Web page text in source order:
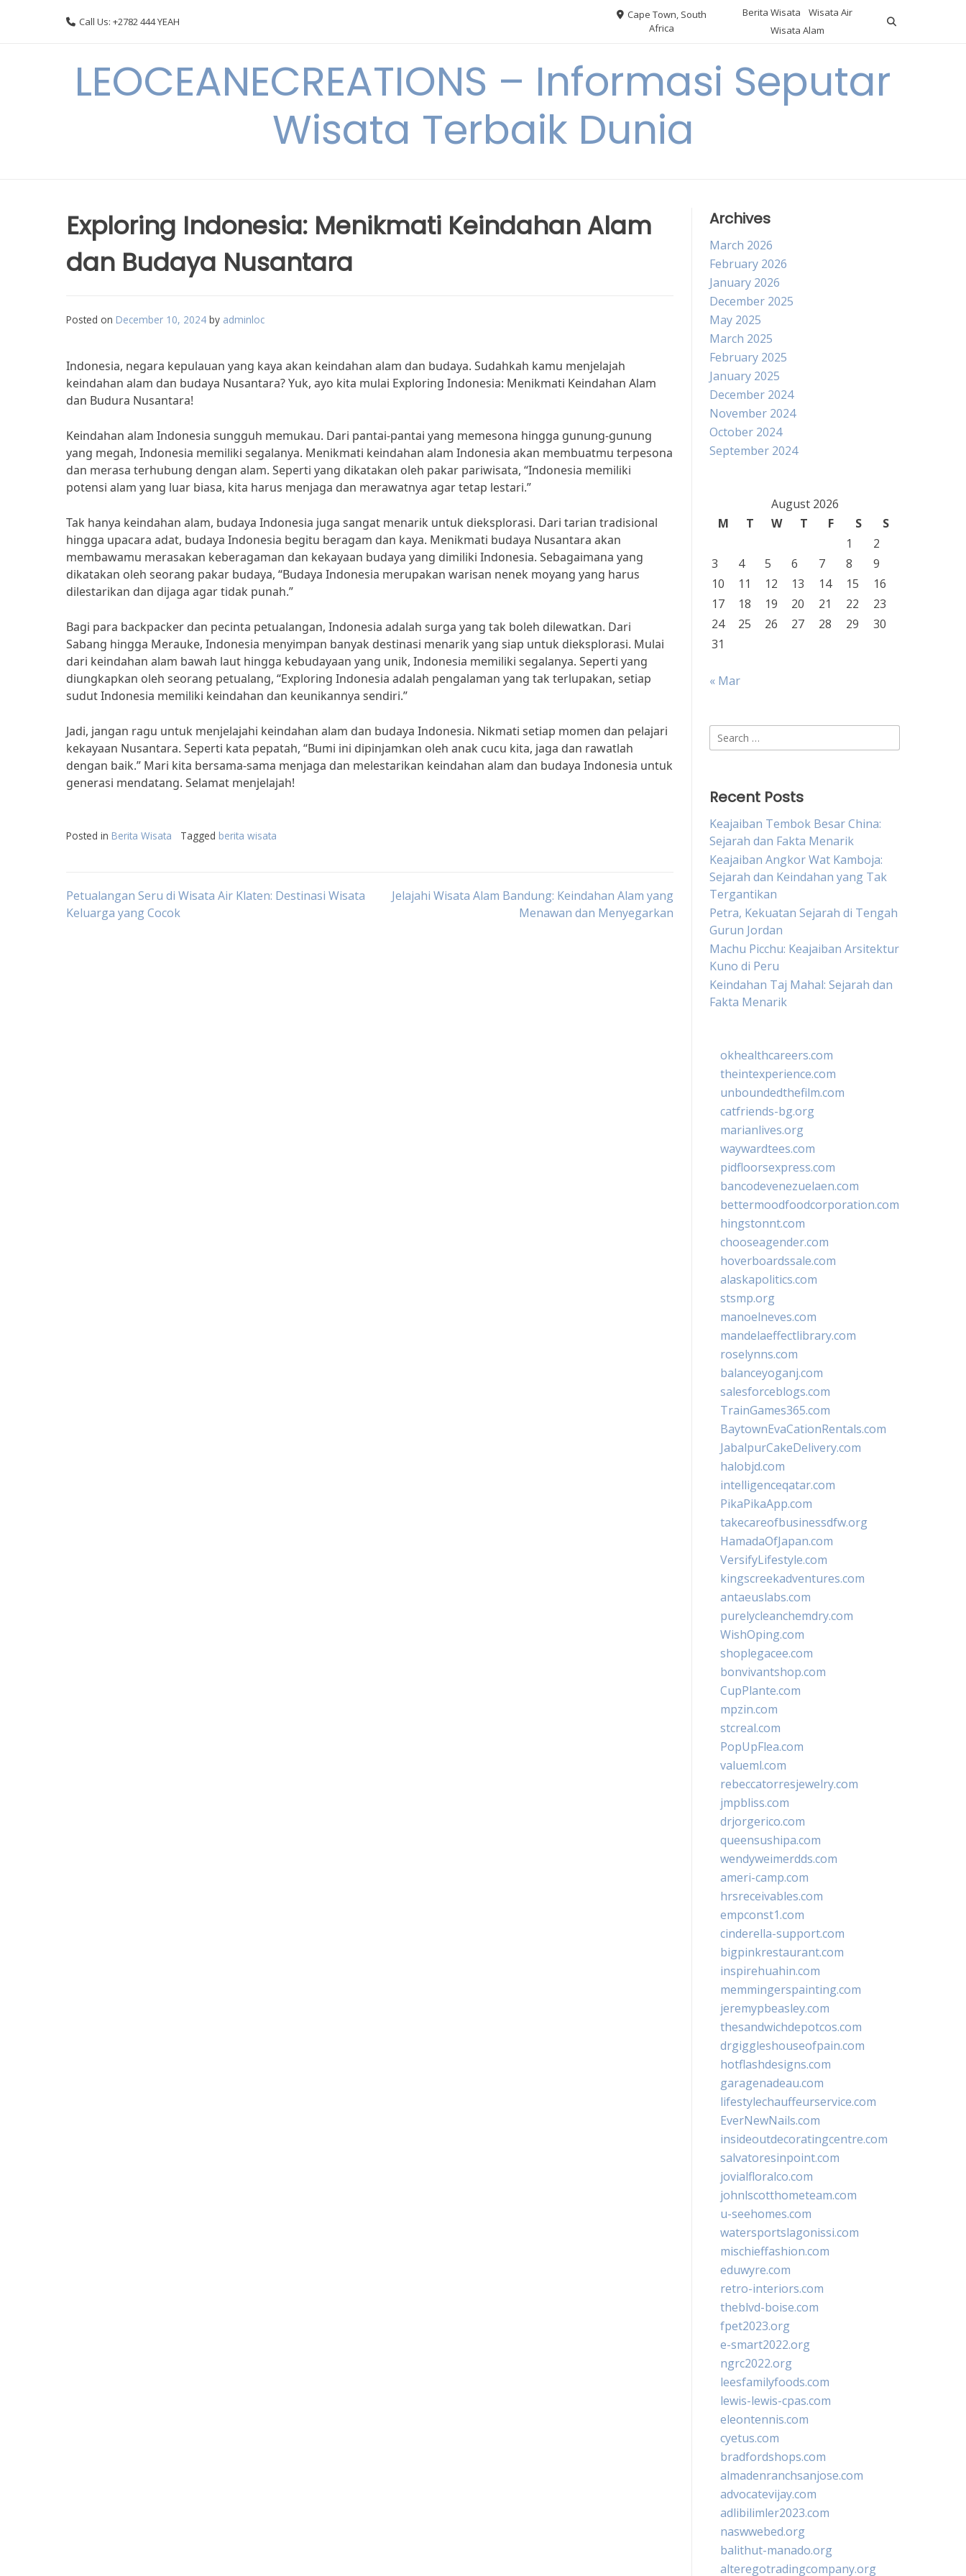
Call Us: +2782 444 YEAH
Cape Town, South
Africa
Berita Wisata
Wisata Air
Wisata Alam
LEOCEANECREATIONS – Informasi Seputar
Wisata Terbaik Dunia
Exploring Indonesia: Menikmati Keindahan Alam
dan Budaya Nusantara
Posted on December 10, 2024 by adminloc
Indonesia, negara kepulauan yang kaya akan keindahan alam dan budaya. Sudahkah kamu menjelajah
keindahan alam dan budaya Nusantara? Yuk, ayo kita mulai Exploring Indonesia: Menikmati Keindahan Alam
dan Budura Nusantara!
Keindahan alam Indonesia sungguh memukau. Dari pantai-pantai yang memesona hingga gunung-gunung
yang megah, Indonesia memiliki segalanya. Menikmati keindahan alam Indonesia akan membuatmu terpesona
dan merasa terhubung dengan alam. Seperti yang dikatakan oleh pakar pariwisata, “Indonesia memiliki
potensi alam yang luar biasa, kita harus menjaga dan merawatnya agar tetap lestari.”
Tak hanya keindahan alam, budaya Indonesia juga sangat menarik untuk dieksplorasi. Dari tarian tradisional
hingga upacara adat, budaya Indonesia begitu beragam dan kaya. Menikmati budaya Nusantara akan
membawamu merasakan keberagaman dan kekayaan budaya yang dimiliki Indonesia. Sebagaimana yang
dikatakan oleh seorang pakar budaya, “Budaya Indonesia merupakan warisan nenek moyang yang harus
dilestarikan dan dijaga agar tidak punah.”
Bagi para backpacker dan pecinta petualangan, Indonesia adalah surga yang tak boleh dilewatkan. Dari
Sabang hingga Merauke, Indonesia menyimpan banyak destinasi menarik yang siap untuk dieksplorasi. Mulai
dari keindahan alam bawah laut hingga kebudayaan yang unik, Indonesia memiliki segalanya. Seperti yang
diungkapkan oleh seorang petualang, “Exploring Indonesia adalah pengalaman yang tak terlupakan, setiap
sudut Indonesia memiliki keindahan dan keunikannya sendiri.”
Jadi, jangan ragu untuk menjelajahi keindahan alam dan budaya Indonesia. Nikmati setiap momen dan pelajari
kekayaan Nusantara. Seperti kata pepatah, “Bumi ini dipinjamkan oleh anak cucu kita, jaga dan rawatlah
dengan baik.” Mari kita bersama-sama menjaga dan melestarikan keindahan alam dan budaya Indonesia untuk
generasi mendatang. Selamat menjelajah!
Posted in Berita Wisata Tagged berita wisata
Post
Petualangan Seru di Wisata Air Klaten: Destinasi Wisata
Keluarga yang Cocok
Jelajahi Wisata Alam Bandung: Keindahan Alam yang
Menawan dan Menyegarkan
Archives
March 2026
February 2026
January 2026
December 2025
May 2025
March 2025
February 2025
January 2025
December 2024
November 2024
October 2024
September 2024
August 2026
M
T W T F S
S
1
2
3
4 5 6 7 8
9
10
11 12 13 14 15
16
17
18 19 20 21 22
23
24
25 26 27 28 29
30
31
« Mar
Search
for:
Recent Posts
Keajaiban Tembok Besar China:
Sejarah dan Fakta Menarik
Keajaiban Angkor Wat Kamboja:
Sejarah dan Keindahan yang Tak
Tergantikan
Petra, Kekuatan Sejarah di Tengah
Gurun Jordan
Machu Picchu: Keajaiban Arsitektur
Kuno di Peru
Keindahan Taj Mahal: Sejarah dan
Fakta Menarik
okhealthcareers.com
theintexperience.com
unboundedthefilm.com
catfriends-bg.org
marianlives.org
waywardtees.com
pidfloorsexpress.com
bancodevenezuelaen.com
bettermoodfoodcorporation.com
hingstonnt.com
chooseagender.com
hoverboardssale.com
alaskapolitics.com
stsmp.org
manoelneves.com
mandelaeffectlibrary.com
roselynns.com
balanceyoganj.com
salesforceblogs.com
TrainGames365.com
BaytownEvaCationRentals.com
JabalpurCakeDelivery.com
halobjd.com
intelligenceqatar.com
PikaPikaApp.com
takecareofbusinessdfw.org
HamadaOfJapan.com
VersifyLifestyle.com
kingscreekadventures.com
antaeuslabs.com
purelycleanchemdry.com
WishOping.com
shoplegacee.com
bonvivantshop.com
CupPlante.com
mpzin.com
stcreal.com
PopUpFlea.com
valueml.com
rebeccatorresjewelry.com
jmpbliss.com
drjorgerico.com
queensushipa.com
wendyweimerdds.com
ameri-camp.com
hrsreceivables.com
empconst1.com
cinderella-support.com
bigpinkrestaurant.com
inspirehuahin.com
memmingerspainting.com
jeremypbeasley.com
thesandwichdepotcos.com
drgiggleshouseofpain.com
hotflashdesigns.com
garagenadeau.com
lifestylechauffeurservice.com
EverNewNails.com
insideoutdecoratingcentre.com
salvatoresinpoint.com
jovialfloralco.com
johnlscotthometeam.com
u-seehomes.com
watersportslagonissi.com
mischieffashion.com
eduwyre.com
retro-interiors.com
theblvd-boise.com
fpet2023.org
e-smart2022.org
ngrc2022.org
leesfamilyfoods.com
lewis-lewis-cpas.com
eleontennis.com
cyetus.com
bradfordshops.com
almadenranchsanjose.com
advocatevijay.com
adlibilimler2023.com
naswwebed.org
balithut-manado.org
alteregotradingcompany.org